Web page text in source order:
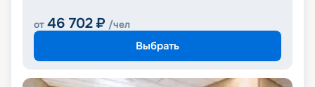
от 46 702 ₽ /чел
Выбрать